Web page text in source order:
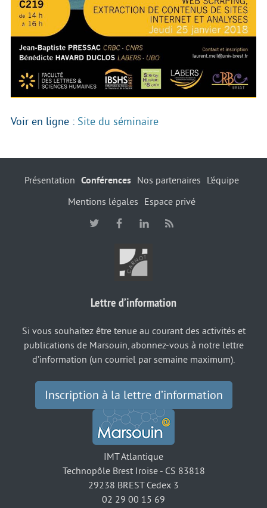
Voir en ligne : Site du séminaire
Présentation Conférences Nos partenaires
L’équipe
Mentions légales
Espace privé
Lettre d’information
Si vous souhaitez être tenue au courant des activités et
publications de Marsouin, abonnez-vous à notre lettre
d’information (un courriel par semaine maximum).
Inscription à la lettre d’information
IMT Atlantique
Technopôle Brest Iroise - CS 83818
29238 BREST Cedex 3
02 29 00 15 69